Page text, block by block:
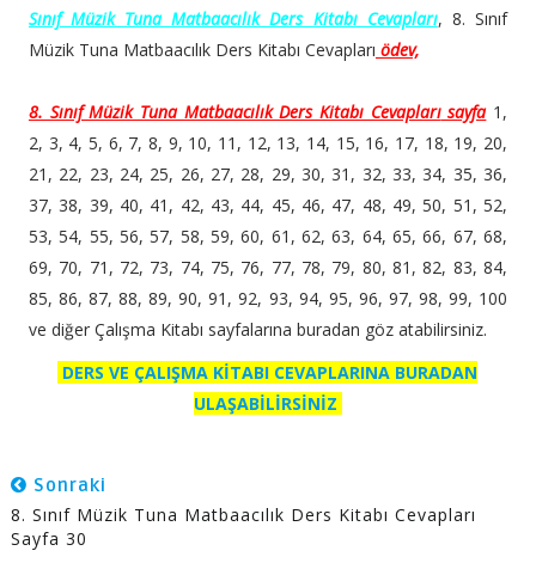
Sınıf Müzik Tuna Matbaacılık Ders Kitabı Cevapları, 8. Sınıf
Müzik Tuna Matbaacılık Ders Kitabı Cevapları ödev,
8. Sınıf Müzik Tuna Matbaacılık Ders Kitabı Cevaplarısayfa1,
2, 3, 4, 5, 6, 7, 8, 9, 10, 11, 12, 13, 14, 15, 16, 17, 18, 19, 20,
21, 22, 23, 24, 25, 26, 27, 28, 29, 30, 31, 32, 33, 34, 35, 36,
37, 38, 39, 40, 41, 42, 43, 44, 45, 46, 47, 48, 49, 50, 51, 52,
53, 54, 55, 56, 57, 58, 59, 60, 61, 62, 63, 64, 65, 66, 67, 68,
69, 70, 71, 72, 73, 74, 75, 76, 77, 78, 79, 80, 81, 82, 83, 84,
85, 86, 87, 88, 89, 90, 91, 92, 93, 94, 95, 96, 97, 98, 99, 100
ve diğer Çalışma Kitabı sayfalarına buradan göz atabilirsiniz.
DERS VE ÇALIŞMA KİTABI CEVAPLARINA BURADAN
ULAŞABİLİRSİNİZ
Sonraki
8. Sınıf Müzik Tuna Matbaacılık Ders Kitabı Cevapları
Sayfa 30